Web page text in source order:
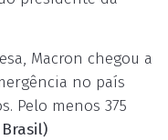
Macron chegou a
no país
Pelo menos 375